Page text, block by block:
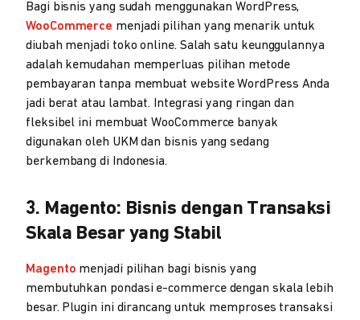
Bagi bisnis yang sudah menggunakan WordPress,
WooCommerce menjadi pilihan yang menarik untuk
diubah menjadi toko online. Salah satu keunggulannya
adalah kemudahan memperluas pilihan metode
pembayaran tanpa membuat website WordPress Anda
jadi berat atau lambat. Integrasi yang ringan dan
fleksibel ini membuat WooCommerce banyak
digunakan oleh UKM dan bisnis yang sedang
berkembang di Indonesia.
3. Magento: Bisnis dengan Transaksi
Skala Besar yang Stabil
Magento menjadi pilihan bagi bisnis yang
membutuhkan pondasi e-commerce dengan skala lebih
besar. Plugin ini dirancang untuk memproses transaksi